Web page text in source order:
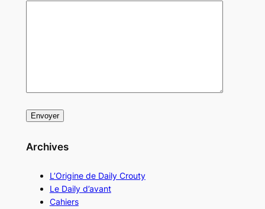
Archives
L’Origine de Daily Crouty
Le Daily d’avant
Cahiers